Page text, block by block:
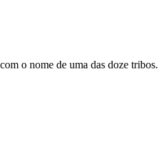
o nome de uma das doze tribos.